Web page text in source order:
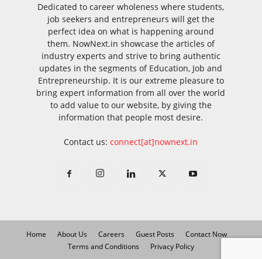
Dedicated to career wholeness where students,
job seekers and entrepreneurs will get the
perfect idea on what is happening around
them. NowNext.in showcase the articles of
industry experts and strive to bring authentic
updates in the segments of Education, Job and
Entrepreneurship. It is our extreme pleasure to
bring expert information from all over the world
to add value to our website, by giving the
information that people most desire.
Contact us:connect[at]nownext.in
Home About Us Careers Guest Posts
Contact Now
Terms and Conditions
Privacy Policy